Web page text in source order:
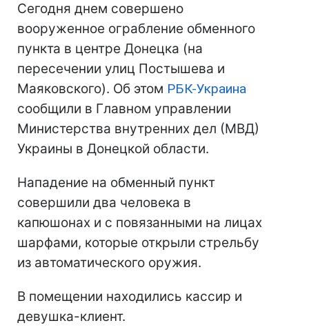
Сегодня днем совершено
вооруженное ограбление обменного
пункта в центре Донецка (на
пересечении улиц Постышева и
Маяковского). Об этом РБК-Украина
сообщили в Главном управлении
Министерства внутренних дел (МВД)
Украины в Донецкой области.
Нападение на обменный пункт
совершили два человека в
капюшонах и с повязанными на лицах
шарфами, которые открыли стрельбу
из автоматического оружия.
В помещении находились кассир и
девушка-клиент.